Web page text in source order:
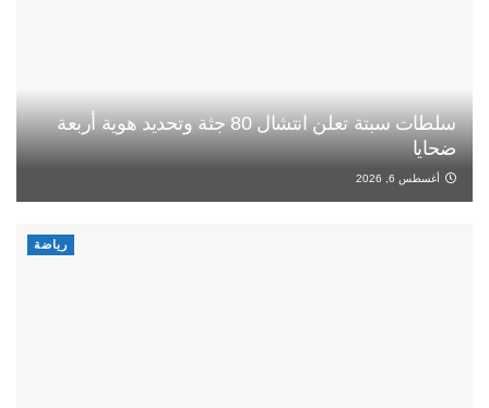
سلطات سبتة تعلن انتشال 80 جثة وتحديد هوية أربعة
ضحايا
أغسطس 6, 2026
رياضة